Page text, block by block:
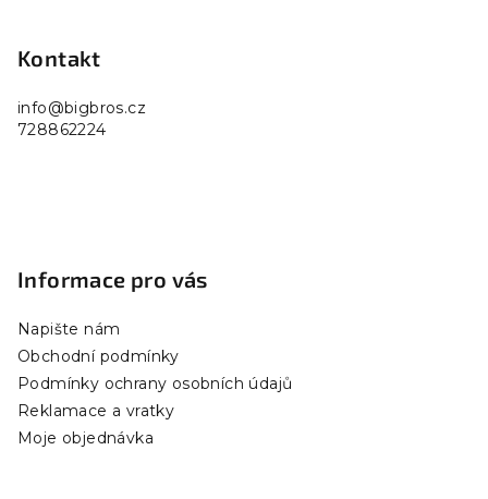
Kontakt
info@bigbros.cz
728862224
Informace pro vás
Napište nám
Obchodní podmínky
Podmínky ochrany osobních údajů
Reklamace a vratky
Moje objednávka